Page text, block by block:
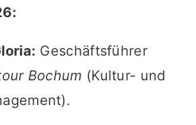
Geschäftsführer
Bochum (Kultur- und